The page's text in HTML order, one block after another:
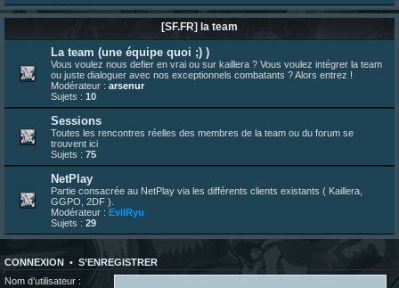
[SF.FR] la team
La team (une équipe quoi ;) )
Vous voulez nous defier en vrai ou sur kaillera ? Vous voulez intégrer la team
ou juste dialoguer avec nos exceptionnels combatants ? Alors entrez !
Modérateur : arsenur
Sujets : 10
Sessions
Toutes les rencontres réelles des membres de la team ou du forum se
trouvent ici
Sujets : 75
NetPlay
Partie consacrée au NetPlay via les différents clients existants ( Kaillera,
GGPO, 2DF ).
Modérateur : EvilRyu
Sujets : 29
CONNEXION • S’ENREGISTRER
Nom d’utilisateur :